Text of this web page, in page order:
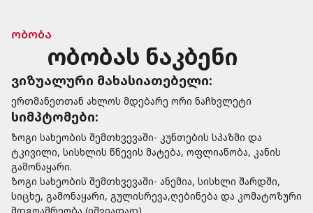
ობობა
ობობას ნაკბენი
ვიზუალური მახასიათებელი:
ერთმანეთთან ახლოს მდებარე ორი ნაჩხვლეტი
სიმპტომები:
ზოგი სახეობის შემთხვევაში- კუნთების სპაზმი და
ტკივილი, სისხლის წნევის მატება, ოფლიანობა, კანის
გამონაყარი.
ზოგი სახეობის შემთხვევაში- ანემია, სისხლი შარდში,
სიცხე, გამონაყარი, გულისრევა,ღებინება და კომატოზური